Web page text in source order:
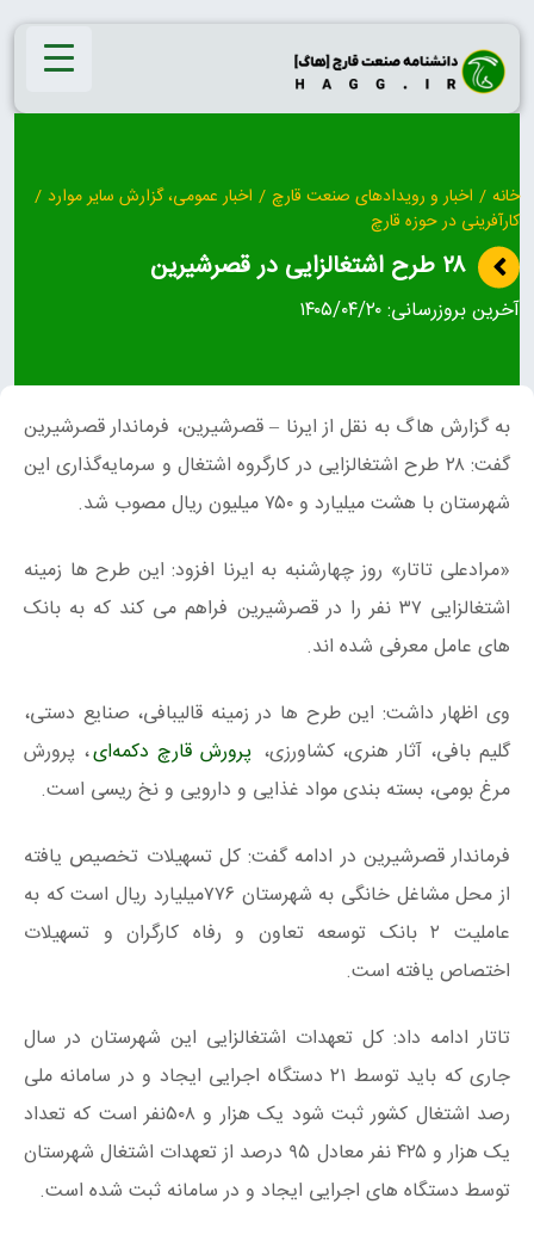
Skip
content
خانه / اخبار و رویدادهای صنعت قارچ / اخبار عمومی، گزارش سایر موارد /
کارآفرینی در حوزه قارچ
۲۸ طرح اشتغالزایی در قصرشیرین
آخرین بروزرسانی:۱۴۰۵/۰۴/۲۰
به گزارش هاگ به نقل از ایرنا – قصرشیرین، فرماندار قصرشیرین
گفت: ۲۸ طرح اشتغالزایی در کارگروه اشتغال و سرمایه‌گذاری این
شهرستان با هشت میلیارد و ۷۵۰ میلیون ریال مصوب شد.
«مرادعلی تاتار» روز چهارشنبه به ایرنا افزود: این طرح ها زمینه
اشتغالزایی ۳۷ نفر را در قصرشیرین فراهم می کند که به بانک
های عامل معرفی شده اند.
وی اظهار داشت: این طرح ها در زمینه قالیبافی، صنایع دستی،
گلیم بافی، آثار هنری، کشاورزی، پرورش قارچ دکمه‌ای، پرورش
مرغ بومی، بسته بندی مواد غذایی و دارویی و نخ ریسی است.
فرماندار قصرشیرین در ادامه گفت: کل تسهیلات تخصیص یافته
از محل مشاغل خانگی به شهرستان ۷۷۶میلیارد ریال است که به
عاملیت ۲ بانک توسعه تعاون و رفاه کارگران و تسهیلات
اختصاص یافته است.
تاتار ادامه داد: کل تعهدات اشتغالزایی این شهرستان در سال
جاری که باید توسط ۲۱ دستگاه اجرایی ایجاد و در سامانه ملی
رصد اشتغال کشور ثبت شود یک هزار و ۵۰۸نفر است که تعداد
یک هزار و ۴۲۵ نفر معادل ۹۵ درصد از تعهدات اشتغال شهرستان
توسط دستگاه های اجرایی ایجاد و در سامانه ثبت شده است.